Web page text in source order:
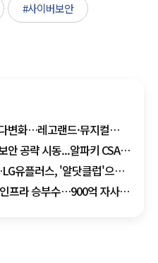
#사이버보안
변화…레고랜드·뮤지컬
안 공략 시동...알파키 CSAP
유플러스, '알닷클럽'으로
프라 승부수…900억 자사주